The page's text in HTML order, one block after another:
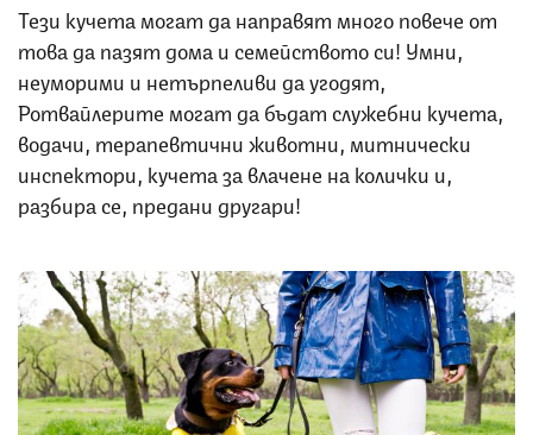
Тези кучета могат да направят много повече от
това да пазят дома и семейството си! Умни,
неуморими и нетърпеливи да угодят,
Ротвайлерите могат да бъдат служебни кучета,
водачи, терапевтични животни, митнически
инспектори, кучета за влачене на колички и,
разбира се, предани другари!